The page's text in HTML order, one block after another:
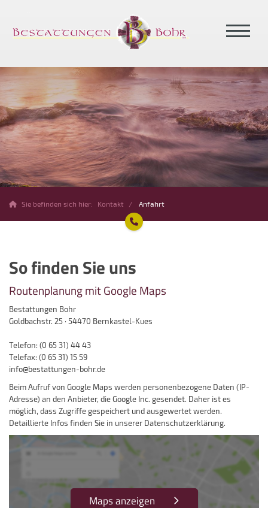
Sie befinden sich hier: Kontakt Anfahrt
So finden Sie uns
Routenplanung mit Google Maps
Bestattungen Bohr
Goldbachstr. 25 · 54470 Bernkastel-Kues
Telefon: (0 65 31) 44 43
Telefax: (0 65 31) 15 59
info@bestattungen-bohr.de
Beim Aufruf von Google Maps werden personenbezogene Daten (IP-
Adresse) an den Anbieter, die Google Inc. gesendet. Daher ist es
möglich, dass Zugriffe gespeichert und ausgewertet werden.
Detaillierte Infos finden Sie in unserer Datenschutzerklärung.
Maps anzeigen